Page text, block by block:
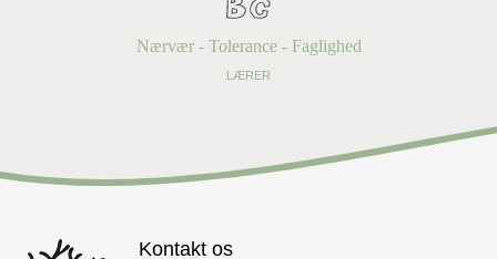
Nærvær - Tolerance - Faglighed
LÆRER
Kontakt os